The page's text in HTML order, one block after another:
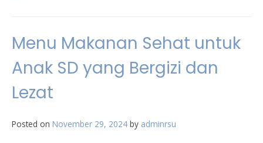
Menu Makanan Sehat untuk
Anak SD yang Bergizi dan
Lezat
Posted on November 29, 2024 by adminrsu